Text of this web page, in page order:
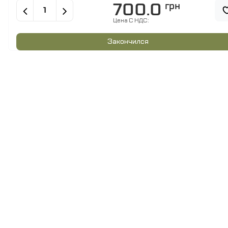
700.0 грн
Цена C НДС:
Закончился